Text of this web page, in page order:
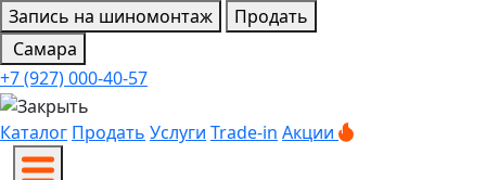
Запись на шиномонтаж
Продать
Самара
+7 (927) 000-40-57
Каталог Продать Услуги Trade-in Акции